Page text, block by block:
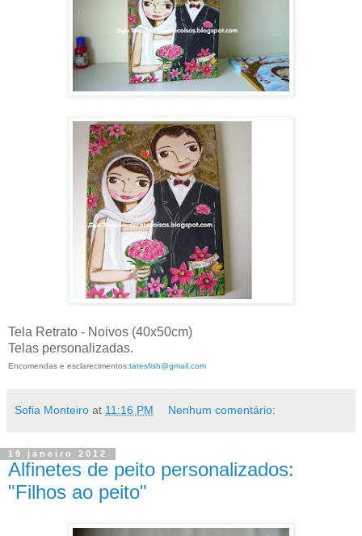
Tela Retrato - Noivos (40x50cm)
Telas personalizadas.
Encomendas e esclarecimentos:tatesfish@gmail.com
Sofia Monteiro at 11:16 PM Nenhum comentário:
19 janeiro 2012
Alfinetes de peito personalizados:
"Filhos ao peito"